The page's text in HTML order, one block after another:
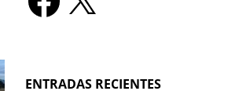
ENTRADAS RECIENTES